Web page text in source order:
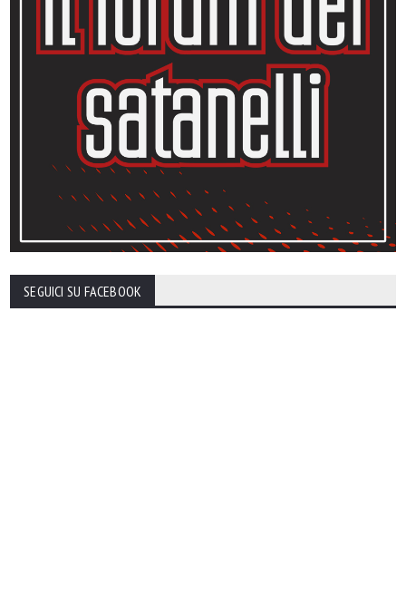
SEGUICI SU FACEBOOK